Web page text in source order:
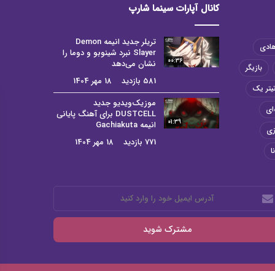
بازیگر
یک
کانال آپارات سینما شارپ
00:36
تریلر جدید انیمه Demon
Slayer نبرد شینوبو و دوما را
نشان می‌دهد
581 بازدید
18 مهر 1404
01:39
موزیک‌ویدیو جدید
DUSTCELL برای آهنگ پایانی
انیمه Gachiakuta
771 بازدید
18 مهر 1404
آدرس
ایمیل